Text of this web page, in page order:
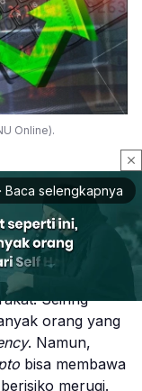
Online).
trading crypto
Seiring
orang yang
. Namun,
bisa membawa
merugi.
close
Baca selengkapnya
Mute